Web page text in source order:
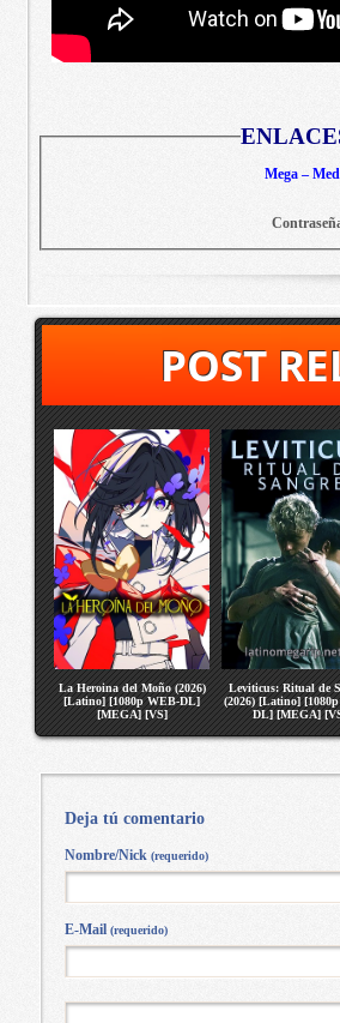
Mega –
POST
La Heroina del Moño (2026)
[Latino] [1080p WEB-DL]
[MEGA] [VS]
Leviticus: Ritual de
(2026) [Latino]
DL] [MEGA]
Deja tú comentario
Nombre/Nick (requerido)
E-Mail (requerido)